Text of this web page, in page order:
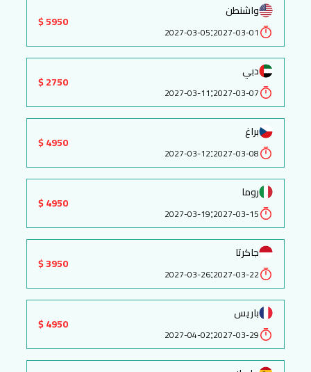
واشنطن
2027-03-01
:
2027-03-05
5950 $
دبي
2027-03-07
:
2027-03-11
2750 $
براغ
2027-03-08
:
2027-03-12
4950 $
روما
2027-03-15
:
2027-03-19
4950 $
جاكرتا
2027-03-22
:
2027-03-26
3950 $
باريس
2027-03-29
:
2027-04-02
4950 $